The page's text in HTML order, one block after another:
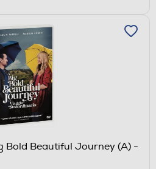
Bold Beautiful Journey (A) -